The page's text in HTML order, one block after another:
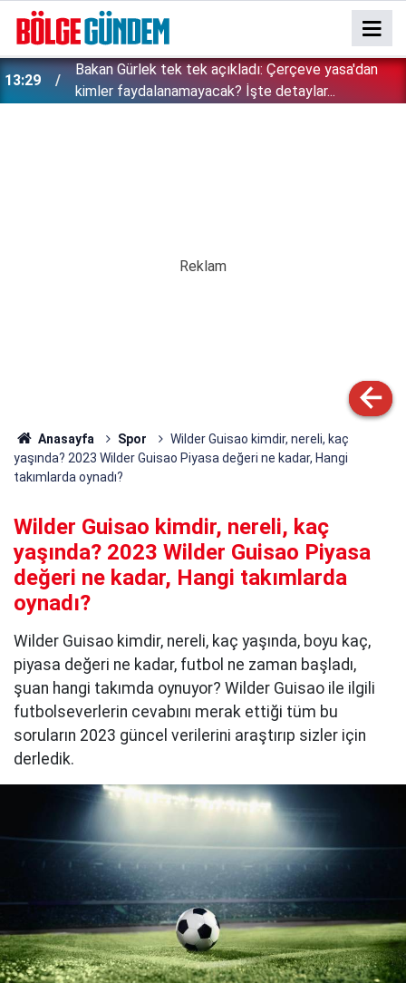
13:29
Bakan Gürlek tek tek açıkladı: Çerçeve yasa'dan
kimler faydalanamayacak? İşte detaylar...
Anasayfa Spor
Wilder Guisao kimdir, nereli, kaç
yaşında? 2023 Wilder Guisao Piyasa değeri ne kadar, Hangi
takımlarda oynadı?
Wilder Guisao kimdir, nereli, kaç
yaşında? 2023 Wilder Guisao Piyasa
değeri ne kadar, Hangi takımlarda
oynadı?
Wilder Guisao kimdir, nereli, kaç yaşında, boyu kaç,
piyasa değeri ne kadar, futbol ne zaman başladı,
şuan hangi takımda oynuyor? Wilder Guisao ile ilgili
futbolseverlerin cevabını merak ettiği tüm bu
soruların 2023 güncel verilerini araştırıp sizler için
derledik.